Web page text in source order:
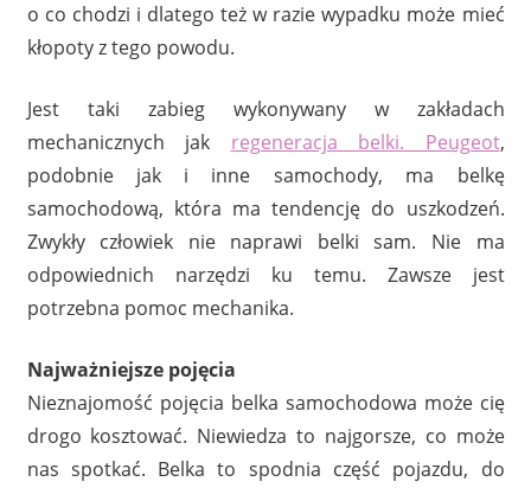
o co chodzi i dlatego też w razie wypadku może mieć
kłopoty z tego powodu.
Jest taki zabieg wykonywany w zakładach
mechanicznych jak regeneracja belki. Peugeot,
podobnie jak i inne samochody, ma belkę
samochodową, która ma tendencję do uszkodzeń.
Zwykły człowiek nie naprawi belki sam. Nie ma
odpowiednich narzędzi ku temu. Zawsze jest
potrzebna pomoc mechanika.
Najważniejsze pojęcia
Nieznajomość pojęcia belka samochodowa może cię
drogo kosztować. Niewiedza to najgorsze, co może
nas spotkać. Belka to spodnia część pojazdu, do